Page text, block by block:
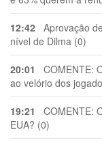
12:42 Aprovação
nível de Dilma (0)
20:01 COMENTE:
ao velório dos
19:21 COMENTE:
EUA? (0)